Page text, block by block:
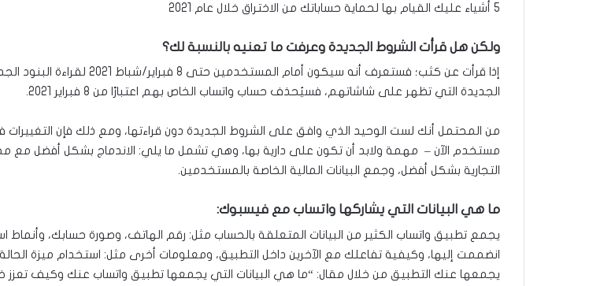
5 أشياء عليك القيام بها لحماية حساباتك من الاختراق خلال عام 2021
ولكن هل قرأت الشروط الجديدة وعرفت ما تعنيه بالنسبة لك؟
إذا قرأت عن كثب؛ فستعرف أنه سيكون أمام المستخدمين حتى 8 فبراير/شباط 2021 لقراءة البنود الجديدة والموافقة عليها، و
الجديدة التي تظهر على شاشاتهم، فسيُحذف حساب واتساب الخاص بهم اعتبارًا من 8 فبراير 2021.
من المحتمل أنك لست الوحيد الذي وافق على الشروط الجديدة دون قراءتها، ومع ذلك فإن
مستخدم الآن – مهمة ولابد أن تكون على دارية بها، وهي تشمل ما يلي: الاندماج بشكل أفضل
التجارية بشكل أفضل، وجمع البيانات المالية الخاصة بالمستخدمين.
ما هي البيانات التي يشاركها واتساب مع فيسبوك:
يجمع تطبيق واتساب الكثير من البيانات المتعلقة بالحساب مثل: رقم الهاتف، وصورة حسابك،
انضممت إليها، وكيفية تفاعلك مع الآخرين داخل التطبيق، ومعلومات أخرى مثل: استخدام ميزة الحالة
يجمعها عنك التطبيق من خلال مقال: “ما هي البيانات التي يجمعها تطبيق واتساب عنك وكيف